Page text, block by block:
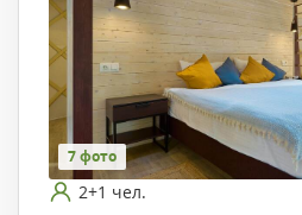
7 фото
2+1 чел.